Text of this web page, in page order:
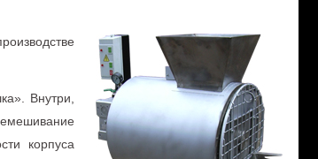
Внутри,
корпуса